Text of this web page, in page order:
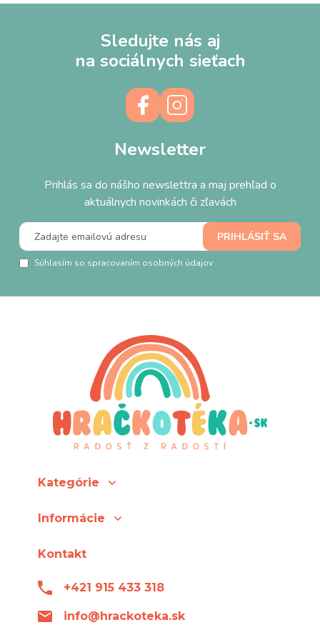
Sledujte nás aj
na sociálnych sieťach
Newsletter
Prihlás sa do nášho newslettra a maj prehľad o
aktuálnych novinkách či zľavách
Súhlasím so spracovaním osobných údajov
Kategórie
Informácie
Kontakt
+421 915 433 318
info@hrackoteka.sk